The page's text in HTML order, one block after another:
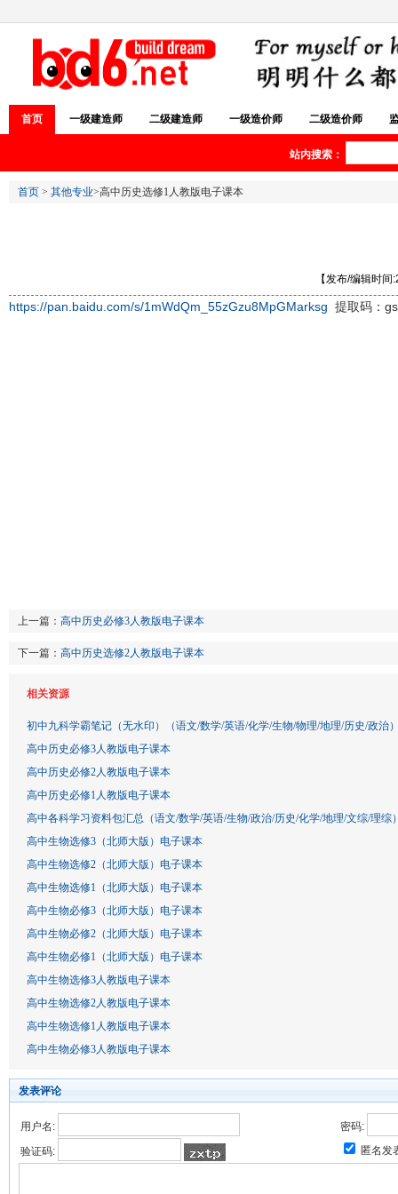
首页 一级建造师 二级建造师 一级造价师 二级造价师
站内搜索：
首页 > 其他专业>高中历史选修1人教版电子课本
【发布/编辑时
https://pan.baidu.com/s/1mWdQm_55zGzu8MpGMarksg 提取码：
上一篇： 高中历史必修3人教版电子课本
下一篇： 高中历史选修2人教版电子课本
相关资源
初中九科学霸笔记（无水印）（语文/数学/英语/化学/生物/物理/地理/历史/政治
高中历史必修3人教版电子课本
高中历史必修2人教版电子课本
高中历史必修1人教版电子课本
高中各科学习资料包汇总（语文/数学/英语/生物/政治/历史/化学/地理/文综/理综
高中生物选修3（北师大版）电子课本
高中生物选修2（北师大版）电子课本
高中生物选修1（北师大版）电子课本
高中生物必修3（北师大版）电子课本
高中生物必修2（北师大版）电子课本
高中生物必修1（北师大版）电子课本
高中生物选修3人教版电子课本
高中生物选修2人教版电子课本
高中生物选修1人教版电子课本
高中生物必修3人教版电子课本
发表评论
用户名:
密码:
验证码:
匿名发